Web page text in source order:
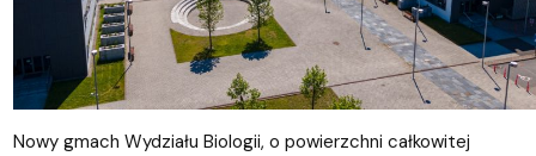
Nowy gmach Wydziału Biologii, o powierzchni całkowitej